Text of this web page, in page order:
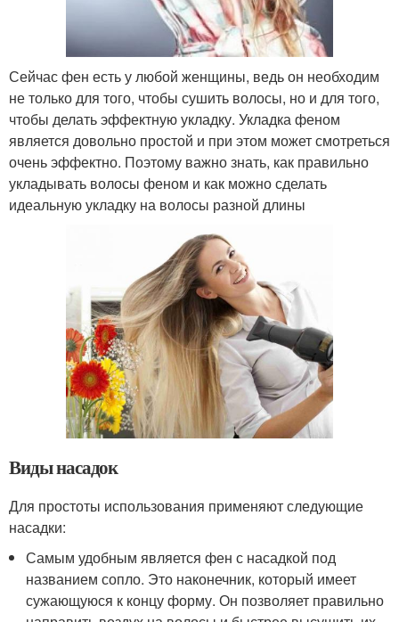
Сейчас фен есть у любой женщины, ведь он необходим
не только для того, чтобы сушить волосы, но и для того,
чтобы делать эффектную укладку. Укладка феном
является довольно простой и при этом может смотреться
очень эффектно. Поэтому важно знать, как правильно
укладывать волосы феном и как можно сделать
идеальную укладку на волосы разной длины
Виды насадок
Для простоты использования применяют следующие
насадки:
Самым удобным является фен с насадкой под
названием сопло. Это наконечник, который имеет
сужающуюся к концу форму. Он позволяет правильно